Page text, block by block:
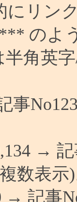
にリン
のよ
半角英
事
→
数表示
→ 記事